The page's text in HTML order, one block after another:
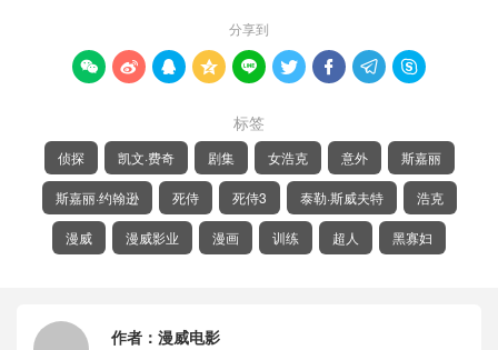
分享到
        
标签
侦探 凯文·费奇 剧集 女浩克 意外 斯嘉丽
斯嘉丽·约翰逊 死侍 死侍3 泰勒·斯威夫特 浩克
漫威 漫威影业 漫画 训练 超人 黑寡妇
作者： 漫威电影